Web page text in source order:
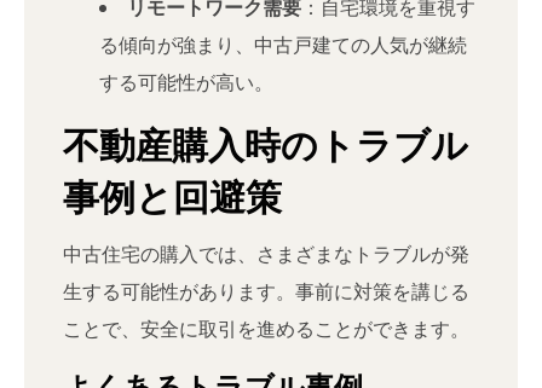
リモートワーク需要：自宅環境を重視す
る傾向が強まり、中古戸建ての人気が継続
する可能性が高い。
不動産購入時のトラブル
事例と回避策
中古住宅の購入では、さまざまなトラブルが発
生する可能性があります。事前に対策を講じる
ことで、安全に取引を進めることができます。